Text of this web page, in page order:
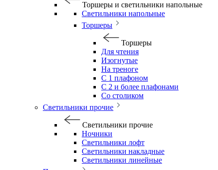
Торшеры и светильники напольные
Светильники напольные
Торшеры
Торшеры
Для чтения
Изогнутые
На треноге
С 1 плафоном
С 2 и более плафонами
Со столиком
Светильники прочие
Светильники прочие
Ночники
Светильники лофт
Светильники накладные
Светильники линейные